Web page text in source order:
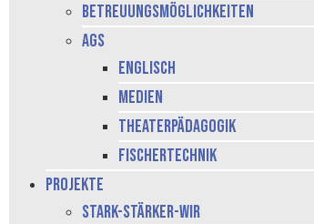
Betreuungsmöglichkeiten
AGs
Englisch
Medien
Theaterpädagogik
Fischertechnik
Projekte
stark-stärker-Wir